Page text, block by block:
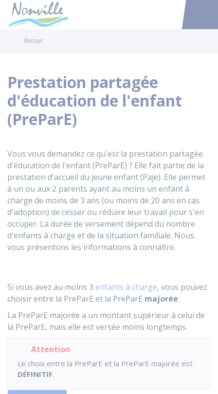
Accéder
Retour
Prestation partagée
d'éducation de l'enfant
(PreParE)
Vous vous demandez ce qu'est la prestation partagée
d'éducation de l'enfant (PreParE) ? Elle fait partie de la
prestation d'accueil du jeune enfant (Paje). Elle permet
à un ou aux 2 parents ayant au moins un enfant à
charge de moins de 3 ans (ou moins de 20 ans en cas
d'adoption) de cesser ou réduire leur travail pour s'en
occuper. La durée de versement dépend du nombre
d'enfants à charge et de la situation familiale. Nous
vous présentons les informations à connaître.
Si vous avez au moins 3 enfants à charge, vous pouvez
choisir entre la PreParE et la PreParE majorée.
La PreParE majorée a un montant supérieur à celui de
la PreParE, mais elle est versée moins longtemps.
Attention
Le choix entre la PreParE et la PreParE majorée est
DÉFINITIF.